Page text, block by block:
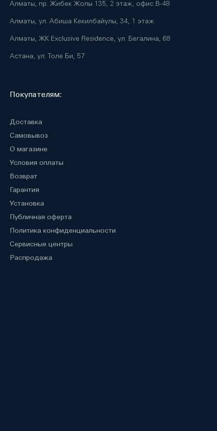
Алматы, пр. Жибек Жолы 135, 2 этаж, офис B-48
Алматы, ул. Абиша Кекилбайулы, 34, 1 этаж
Алматы, ЖК Exclusive Residence, ул. Бегалина, 68
Астана, ул. Толе Би, 57
Покупателям:
Доставка
Самовывоз
О магазине
Условия оплаты
Возврат
Гарантия
Установка
Публичная оферта
Политика конфиденциальности
Сервисные центры
Распродажа